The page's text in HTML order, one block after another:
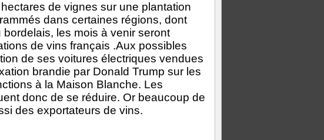
de vignes sur une plantation
dans certaines régions, dont
les mois à venir seront
de vins français .Aux possibles
de ses voitures électriques vendues
brandie par Donald Trump sur les
à la Maison Blanche. Les
donc de se réduire. Or beaucoup de
des exportateurs de vins.